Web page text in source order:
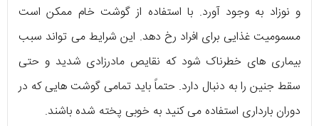
و نوزاد به وجود آورد. با استفاده از گوشت خام ممکن است
مسمومیت غذایی برای افراد رخ دهد. این شرایط می تواند سبب
بیماری های خطرناک شود که نقایص مادرزادی شدید و حتی
سقط جنین را به دنبال دارد. حتماً باید تمامی گوشت هایی که در
دوران بارداری استفاده می کنید به خوبی پخته شده باشند.